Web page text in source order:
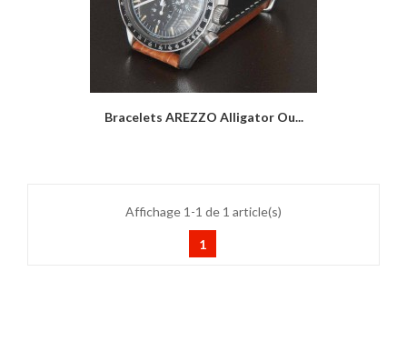
Bracelets AREZZO Alligator Ou...
Affichage 1-1 de 1 article(s)
1